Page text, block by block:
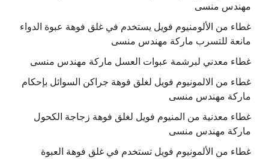
مهندس منسى
غطاء من الألومنيوم فويل يستخدم في غلق فوهة عبوة الدواء
مانعة للتسرب ماركة مهندس منسى
غطاء معدني لبرشمة عبوات العسل ماركة مهندس منسى
غطاء من الالمونيوم فويل لغلق فوهة جراكن السوائل بإحكام
ماركة مهندس منسى
غطاء معدنية من المنيوم فويل لغلق فوهة زجاجة الكحول
ماركة مهندس منسى
غطاء من الألمونيوم فويل تستخدم في غلق فوهة العبوة